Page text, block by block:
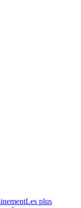
Les plus